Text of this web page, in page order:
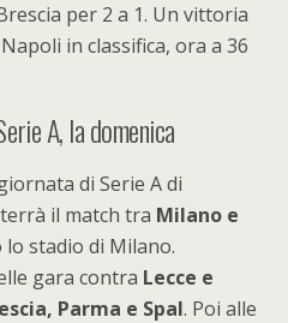
per 2 a 1. Un vittoria
in classifica, ora a 36
A, la domenica
di Serie A di
il match tra Milano e
lo stadio di Milano.
gara contra Lecce e
Parma e Spal. Poi alle